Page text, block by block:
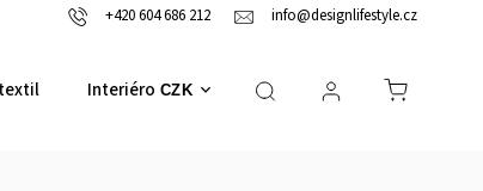
+420 604 686 212 info@designlifestyle.cz
CZK
Interiérové doplňky